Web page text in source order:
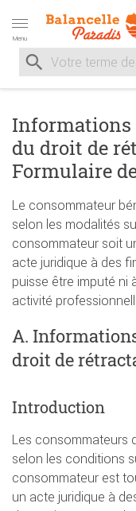
Menu
Suche nach
Suche im Shop,
Informations
du droit de
Formulaire
Le consommateur
selon les modalités
consommateur soit
acte juridique à des
puisse être imputé ni
activité
A.
droit de
Introduction
Les consommateurs
selon les conditions
consommateur est
un acte juridique à